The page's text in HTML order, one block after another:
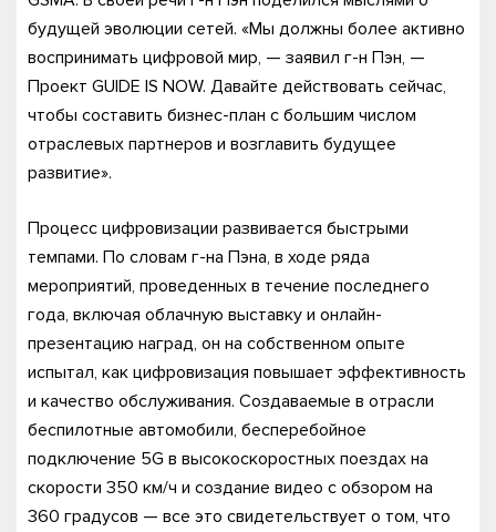
будущей эволюции сетей. «Мы должны более активно
воспринимать цифровой мир, — заявил г-н Пэн, —
Проект GUIDE IS NOW. Давайте действовать сейчас,
чтобы составить бизнес-план с большим числом
отраслевых партнеров и возглавить будущее
развитие».
Процесс цифровизации развивается быстрыми
темпами. По словам г-на Пэна, в ходе ряда
мероприятий, проведенных в течение последнего
года, включая облачную выставку и онлайн-
презентацию наград, он на собственном опыте
испытал, как цифровизация повышает эффективность
и качество обслуживания. Создаваемые в отрасли
беспилотные автомобили, бесперебойное
подключение 5G в высокоскоростных поездах на
скорости 350 км/ч и создание видео с обзором на
360 градусов — все это свидетельствует о том, что